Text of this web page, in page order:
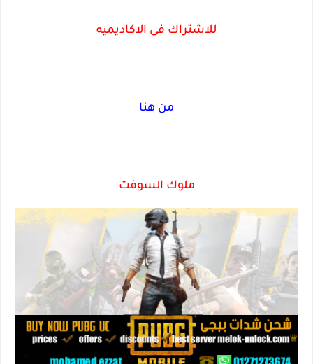
للاشتراك فى الاكاديميه
من هنا
ملوك السوفت